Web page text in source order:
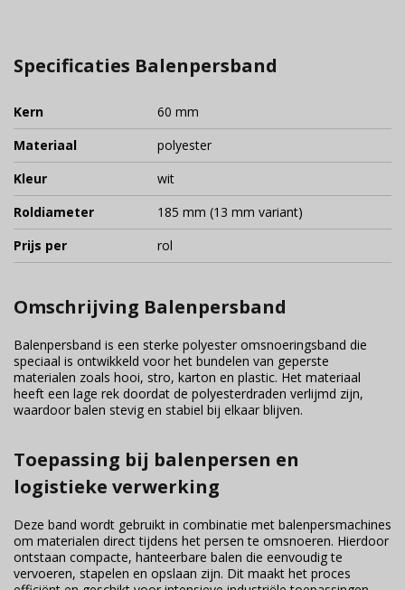
Specificaties Balenpersband
Kern
60 mm
Materiaal
polyester
Kleur
wit
Roldiameter
185 mm (13 mm variant)
Prijs per
rol
Omschrijving Balenpersband
Balenpersband is een sterke polyester omsnoeringsband die
speciaal is ontwikkeld voor het bundelen van geperste
materialen zoals hooi, stro, karton en plastic. Het materiaal
heeft een lage rek doordat de polyesterdraden verlijmd zijn,
waardoor balen stevig en stabiel bij elkaar blijven.
Toepassing bij balenpersen en
logistieke verwerking
Deze band wordt gebruikt in combinatie met balenpersmachines
om materialen direct tijdens het persen te omsnoeren. Hierdoor
ontstaan compacte, hanteerbare balen die eenvoudig te
vervoeren, stapelen en opslaan zijn. Dit maakt het proces